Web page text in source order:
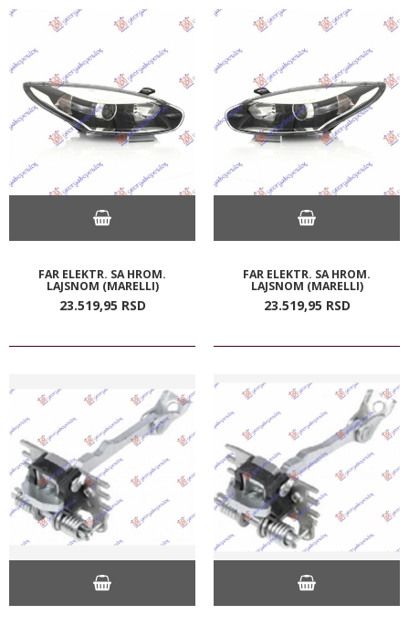
FAR ELEKTR. SA HROM.
LAJSNOM (MARELLI)
23.519,95 RSD
FAR ELEKTR. SA HROM.
LAJSNOM (MARELLI)
23.519,95 RSD